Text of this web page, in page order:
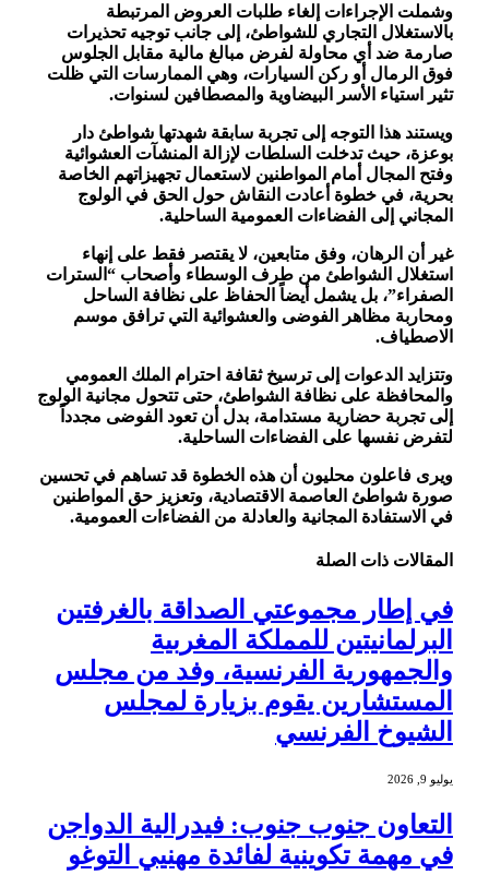
وشملت الإجراءات إلغاء طلبات العروض المرتبطة
بالاستغلال التجاري للشواطئ، إلى جانب توجيه تحذيرات
صارمة ضد أي محاولة لفرض مبالغ مالية مقابل الجلوس
فوق الرمال أو ركن السيارات، وهي الممارسات التي ظلت
تثير استياء الأسر البيضاوية والمصطافين لسنوات.
ويستند هذا التوجه إلى تجربة سابقة شهدتها شواطئدار
بوعزة ، حيث تدخلت السلطات لإزالة المنشآت العشوائية
وفتح المجال أمام المواطنين لاستعمال تجهيزاتهم الخاصة
بحرية، في خطوة أعادت النقاش حول الحق في الولوج
المجاني إلى الفضاءات العمومية الساحلية.
غير أن الرهان، وفق متابعين، لا يقتصر فقط على إنهاء
استغلال الشواطئ من طرف الوسطاء وأصحاب “السترات
الصفراء”، بل يشمل أيضاً الحفاظ على نظافة الساحل
ومحاربة مظاهر الفوضى والعشوائية التي ترافق موسم
الاصطياف.
وتتزايد الدعوات إلى ترسيخ ثقافة احترام الملك العمومي
والمحافظة على نظافة الشواطئ، حتى تتحول مجانية الولوج
إلى تجربة حضارية مستدامة، بدل أن تعود الفوضى مجدداً
لتفرض نفسها على الفضاءات الساحلية.
ويرى فاعلون محليون أن هذه الخطوة قد تساهم في تحسين
صورة شواطئ العاصمة الاقتصادية، وتعزيز حق المواطنين
في الاستفادة المجانية والعادلة من الفضاءات العمومية.
المقالاتذات الصلة
في إطار مجموعتي الصداقة بالغرفتين
البرلمانيتين للمملكة المغربية
والجمهورية الفرنسية، وفد من مجلس
المستشارين يقوم بزيارة لمجلس
الشيوخ الفرنسي
يوليو 9, 2026
التعاون جنوب جنوب: فيدرالية الدواجن
في مهمة تكوينية لفائدة مهنيي التوغو